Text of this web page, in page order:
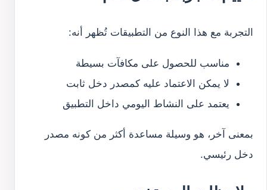
التجربة مع هذا النوع من التطبيقات تُظهر أنه:
مناسب للحصول على مكافآت بسيطة
لا يمكن الاعتماد عليه كمصدر دخل ثابت
يعتمد على النشاط اليومي داخل التطبيق
بمعنى آخر، هو وسيلة مساعدة أكثر من كونه مصدر
دخل رئيسي.